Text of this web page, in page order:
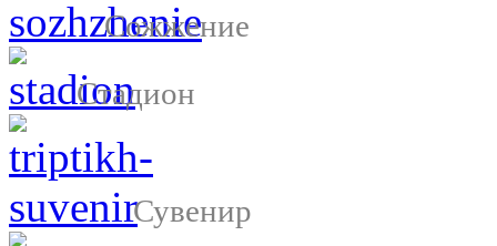
Сожжение
Стадион
Сувенир